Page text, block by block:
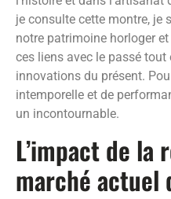
je consulte cette montre, je
notre patrimoine horloger
ces liens avec le passé
innovations du présent.
intemporelle et de
un incontournable.
L’impact de
marché actuel